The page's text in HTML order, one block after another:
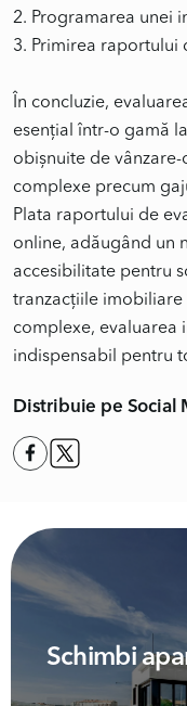
2. Programarea unei
3. Primirea raportului
În concluzie,
esențial într-o gamă
obișnuite de
complexe precum
Plata raportului de
online, adăugând un
accesibilitate pentru
tranzacțiile imobiliare
complexe, evaluarea
indispensabil pentru
Distribuie pe Social
Schimbi